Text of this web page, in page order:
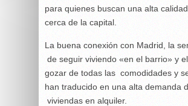
para quienes buscan una alta
cerca de la capital.
La buena conexión con Madrid, la
de seguir viviendo «en el barrio» y
gozar de todas las comodidades y
han traducido en una alta demanda
viviendas en alquiler.